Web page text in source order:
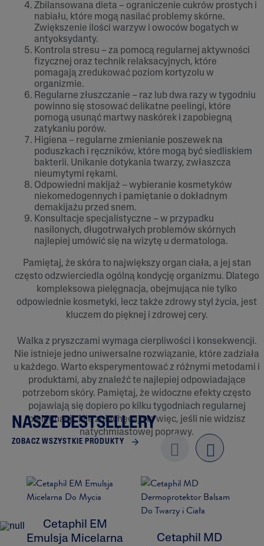
Zbilansowana dieta – ograniczenie cukrów prostych i
nabiału, które mogą nasilać problemy skórne.
Zwiększenie ilości warzyw i owoców bogatych w
antyoksydanty.
Kontrola stresu – za pomocą regularnej aktywności
fizycznej oraz technik relaksacyjnych, które
pomagają zredukować poziom kortyzolu w
organizmie.
Regularne złuszczanie – raz lub dwa razy w tygodniu
powinno się stosować delikatne peelingi, które
pomogą usunąć martwy naskórek i zapobiegną
zatykaniu porów.
Higiena – regularne zmienianie poszewek na
poduszkach i ręczników, które mogą być siedliskiem
bakterii. Unikanie dotykania twarzy, zwłaszcza
nieumytymi rękami.
Odpowiedni makijaż – wybieranie kosmetyków
niekomedogennych i pamiętanie o dokładnym
demakijażu przed snem.
Konsultacje specjalistyczne – w przypadku
nasilonych, długotrwałych problemów skórnych
najlepiej umówić się na wizytę u dermatologa.
Pamiętaj, że skóra to największy organ ciała, a jej stan
często odzwierciedla ogólną kondycję organizmu. Dlatego
kompleksowa pielęgnacja, obejmująca nie tylko
odpowiednie kosmetyki, lecz także zdrowy styl życia, jest
kluczem do pięknej i zdrowej cery.
Walka z pryszczami wymaga cierpliwości i konsekwencji.
Nie istnieje jedno uniwersalne rozwiązanie, które zadziała
u każdego. Warto eksperymentować z różnymi metodami i
produktami, aby znaleźć te najlepiej odpowiadające
potrzebom skóry. Pamiętaj, że widoczne efekty często
pojawiają się dopiero po kilku tygodniach regularnej
pielęgnacji. Nie zniechęcaj się więc, jeśli nie widzisz
natychmiastowej poprawy.
NASZE BESTSELLERY
ZOBACZ WSZYSTKIE PRODUKTY
next
Cetaphil EM
Emulsja Micelarna
Cetaphil MD